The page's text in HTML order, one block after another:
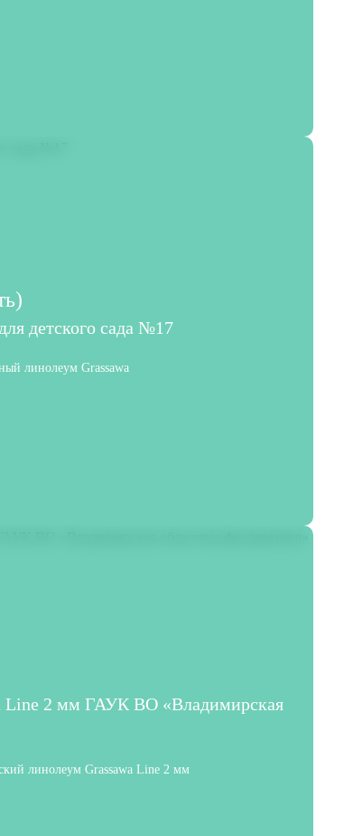
детского сада №17
линолеум Grassawa
Line 2 мм ГАУК ВО «Владимирская
линолеум Grassawa Line 2 мм